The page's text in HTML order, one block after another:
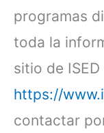
programas
toda la
sitio de
https://
contactar